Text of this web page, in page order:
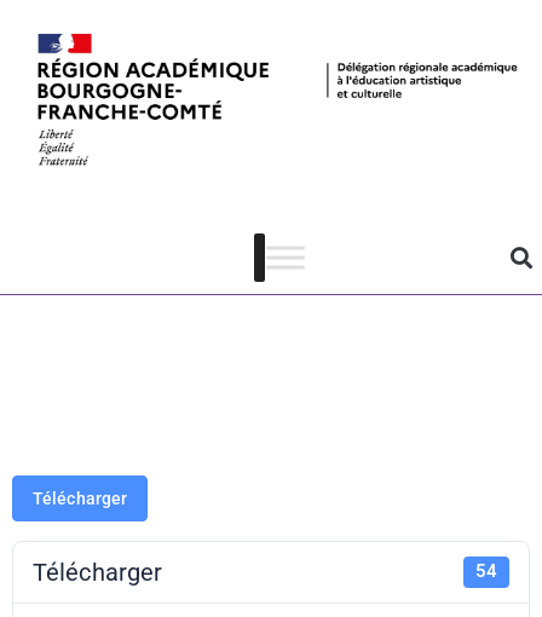
EL 25-26 –
Dossier
pédagogique –
Télécharger
Télécharger 54